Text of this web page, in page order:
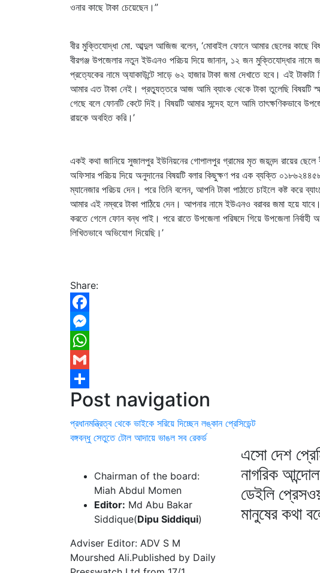
ওনার কাছে টাকা চেয়েছেন।”
বীর মুক্তিযোদ্ধা মো. আব্দুল আজিজ বলেন, ‘মোবাইল ফোনে আমার ছেলের কাছে
বীরগঞ্জ উপজেলার নতুন ইউএনও পরিচয় দিয়ে জানান, ১২ জন মুক্তিযোদ্ধার
প্রত্যেকের নামে অ্যাকাউন্টে সাড়ে ৬২ হাজার টাকা জমা দেখাতে হবে। এই
আমার এত টাকা নেই। প্রত্যুত্তরে আজ আমি ব্যাংক থেকে টাকা তুলেছি বিষয়টি
গেছে বলে ফোনটি কেটে দিই। বিষয়টি আমার সন্দেহ হলে আমি তাৎক্ষণিকভাবে
রায়কে অবহিত করি।’
একই কথা জানিয়ে সুজালপুর ইউনিয়নের গোপালপুর গ্রামের মৃত জয়নন্দ রায়ের ছেলে
অফিসার পরিচয় দিয়ে অনুদানের বিষয়টি বলার কিছুক্ষণ পর এক ব্যক্তি
ম্যানেজার পরিচয় দেন। পরে তিনি বলেন, আপনি টাকা পাঠাতে চাইলে কষ্ট করে
আমার এই নম্বরে টাকা পাঠিয়ে দেন। আপনার নামে ইউএনও বরাবর জমা হয়ে
করতে গেলে ফোন বন্ধ পাই। পরে রাতে উপজেলা পরিষদে গিয়ে উপজেলা নির্বাহী
লিখিতভাবে অভিযোগ দিয়েছি।’
Share:
Facebook
Messenger
WhatsApp
Gmail
Share
Post navigation
প্রধানমন্ত্রিত্ব থেকে ভাইকে সরিয়ে দিচ্ছেন লঙ্কান প্রেসিডেন্ট
বঙ্গবন্ধু সেতুতে টোল আদায়ে ভাঙল সব রেকর্ড
Chairman of the board:
Miah Abdul Momen
Editor: Md Abu Bakar
Siddique(Dipu Siddiqui)
Adviser Editor: ADV S M
Mourshed Ali.Published by Daily
এসো দেশ
নাগরিক
ডেইলি
মানুষের কথা